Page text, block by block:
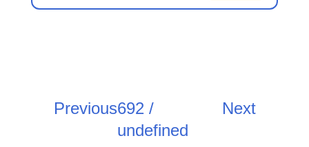
Previous692 /
undefined
Next